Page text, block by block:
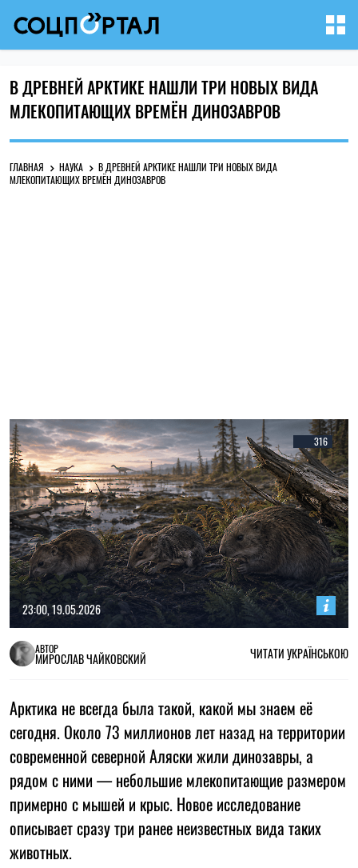
В ДРЕВНЕЙ АРКТИКЕ НАШЛИ ТРИ НОВЫХ ВИДА
МЛЕКОПИТАЮЩИХ ВРЕМЁН ДИНОЗАВРОВ
ГЛАВНАЯ НАУКА
В ДРЕВНЕЙ АРКТИКЕ НАШЛИ ТРИ НОВЫХ ВИДА
МЛЕКОПИТАЮЩИХ ВРЕМЁН ДИНОЗАВРОВ
316
23:00, 19.05.2026
АВТОР
МИРОСЛАВ ЧАЙКОВСКИЙ ЧИТАТИ УКРАЇНСЬКОЮ
Арктика не всегда была такой, какой мы знаем её
сегодня. Около 73 миллионов лет назад на территории
современной северной Аляски жили динозавры, а
рядом с ними — небольшие млекопитающие размером
примерно с мышей и крыс. Новое исследование
описывает сразу три ранее неизвестных вида таких
животных.